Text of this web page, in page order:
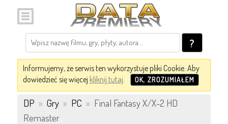
?
Informujemy, że serwis ten wykorzystuje pliki Cookie. Aby
dowiedzieć się więcej kliknij tutaj. OK, ZROZUMIAŁEM
DP » Gry » PC » Final Fantasy X/X-2 HD
Remaster